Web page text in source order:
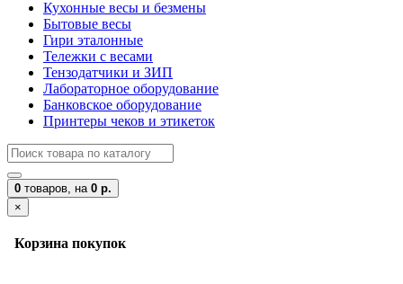
Кухонные весы и безмены
Бытовые весы
Гири эталонные
Тележки с весами
Тензодатчики и ЗИП
Лабораторное оборудование
Банковское оборудование
Принтеры чеков и этикеток
0 товаров, на 0 р.
×
Корзина покупок